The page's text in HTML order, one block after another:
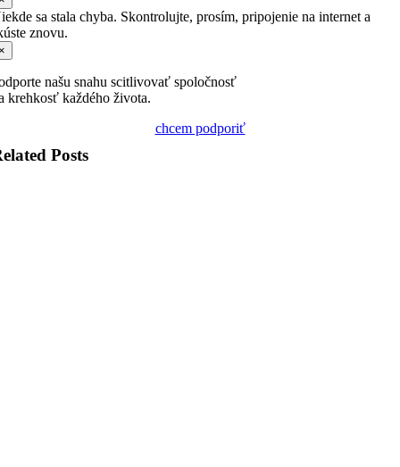
sa stala chyba. Skontrolujte, prosím, pripojenie na internet a
znovu.
našu snahu scitlivovať spoločnosť
krehkosť každého života.
chcem podporiť
Posts